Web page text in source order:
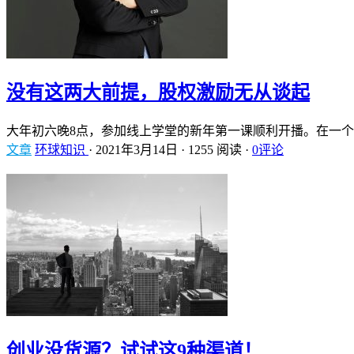
没有这两大前提，股权激励无从谈起
大年初六晚8点，参加线上学堂的新年第一课顺利开播。在一
文章 环球知识 · 2021年3月14日 · 1255 阅读 · 0评论